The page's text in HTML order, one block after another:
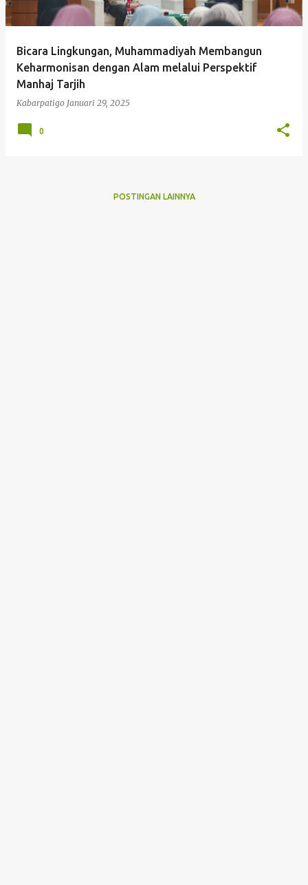
Bicara Lingkungan, Muhammadiyah Membangun
Keharmonisan dengan Alam melalui Perspektif
Manhaj Tarjih
Kabarpatigo Januari 29, 2025
0
POSTINGAN LAINNYA